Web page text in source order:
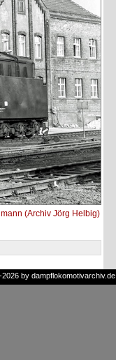
(Archiv Jörg Helbig)
by dampflokomotivarchiv.de